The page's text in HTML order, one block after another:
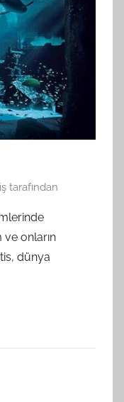
tarafından
ve onların
dünya